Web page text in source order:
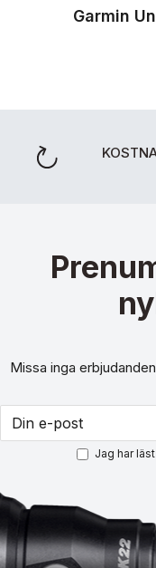
Garmin
Missa inga
Jag har